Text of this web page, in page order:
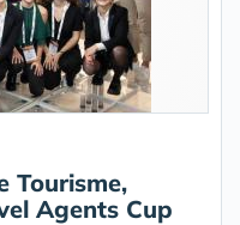
Tourisme,
Agents Cup